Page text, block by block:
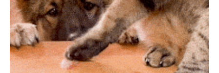
PECOアプリをダウンロード済みの方
アプリで開く